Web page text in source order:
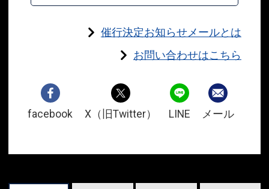
催行決定お知らせメールとは
お問い合わせはこちら
facebook X（旧Twitter） LINE メール